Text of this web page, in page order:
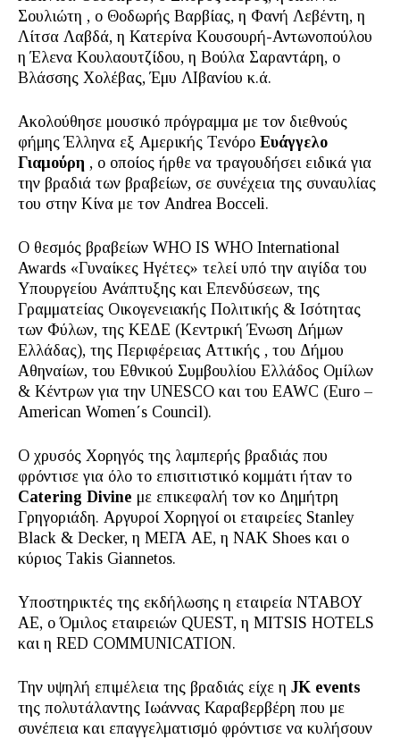
Σουλιώτη , ο Θοδωρής Βαρβίας, η Φανή Λεβέντη, η
Λίτσα Λαβδά, η Κατερίνα Κουσουρή-Αντωνοπούλου
η Έλενα Κουλαουτζίδου, η Βούλα Σαραντάρη, ο
Βλάσσης Χολέβας, Έμυ ΛΙβανίου κ.ά.
Ακολούθησε μουσικό πρόγραμμα με τον διεθνούς
φήμης Έλληνα εξ Αμερικής Τενόρο Ευάγγελο
Γιαμούρη , ο οποίος ήρθε να τραγουδήσει ειδικά για
την βραδιά των βραβείων, σε συνέχεια της συναυλίας
του στην Κίνα με τον Andrea Bocceli.
Ο θεσμός βραβείων WHO IS WHO International
Awards «Γυναίκες Ηγέτες» τελεί υπό την αιγίδα του
Υπουργείου Ανάπτυξης και Επενδύσεων, της
Γραμματείας Οικογενειακής Πολιτικής & Ισότητας
των Φύλων, της ΚΕΔΕ (Κεντρική Ένωση Δήμων
Ελλάδας), της Περιφέρειας Αττικής , του Δήμου
Αθηναίων, του Εθνικού Συμβουλίου Ελλάδος Ομίλων
& Κέντρων για την UNESCO και του EAWC (Euro –
American Women΄s Council).
Ο χρυσός Χορηγός της λαμπερής βραδιάς που
φρόντισε για όλο το επισιτιστικό κομμάτι ήταν το
Catering Divine με επικεφαλή τον κο Δημήτρη
Γρηγοριάδη. Αργυροί Χορηγοί οι εταιρείες Stanley
Black & Decker, η ΜΕΓΑ ΑΕ, η NAK Shoes και ο
κύριος Takis Giannetos.
Υποστηρικτές της εκδήλωσης η εταιρεία ΝΤΑΒΟΥ
ΑΕ, ο Όμιλος εταιρειών QUEST, η MITSIS HOTELS
και η RED COMMUNICATION.
Την υψηλή επιμέλεια της βραδιάς είχε η JK events
της πολυτάλαντης Ιωάννας Καραβερβέρη που με
συνέπεια και επαγγελματισμό φρόντισε να κυλήσουν